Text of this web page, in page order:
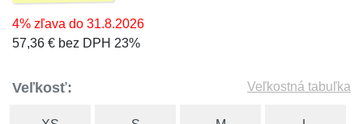
4% zľava do 31.8.2026
57,36 € bez DPH 23%
Veľkosť: Veľkostná tabuľka